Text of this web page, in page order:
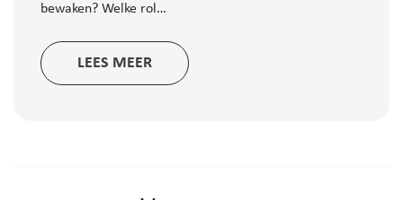
bewaken? Welke rol…
LEES MEER